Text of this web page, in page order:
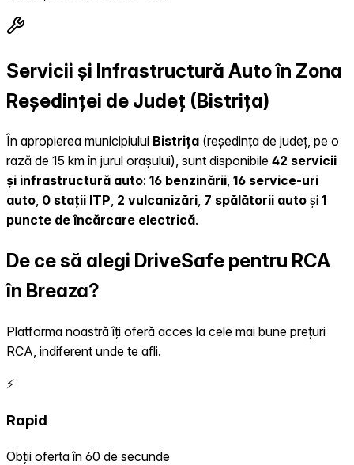
Servicii și Infrastructură Auto în Zona
Reședinței de Județ (Bistrița)
În apropierea municipiului Bistrița (reședința de județ, pe o
rază de 15 km în jurul orașului), sunt disponibile 42 servicii
și infrastructură auto: 16 benzinării, 16 service-uri
auto, 0 stații ITP, 2 vulcanizări, 7 spălătorii auto și 1
puncte de încărcare electrică.
De ce să alegi DriveSafe pentru RCA
în Breaza?
Platforma noastră îți oferă acces la cele mai bune prețuri
RCA, indiferent unde te afli.
⚡
Rapid
Obții oferta în 60 de secunde